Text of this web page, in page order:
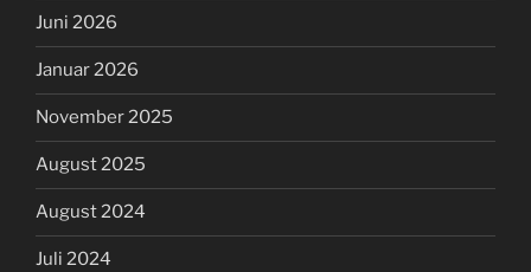
Juni 2026
Januar 2026
November 2025
August 2025
August 2024
Juli 2024